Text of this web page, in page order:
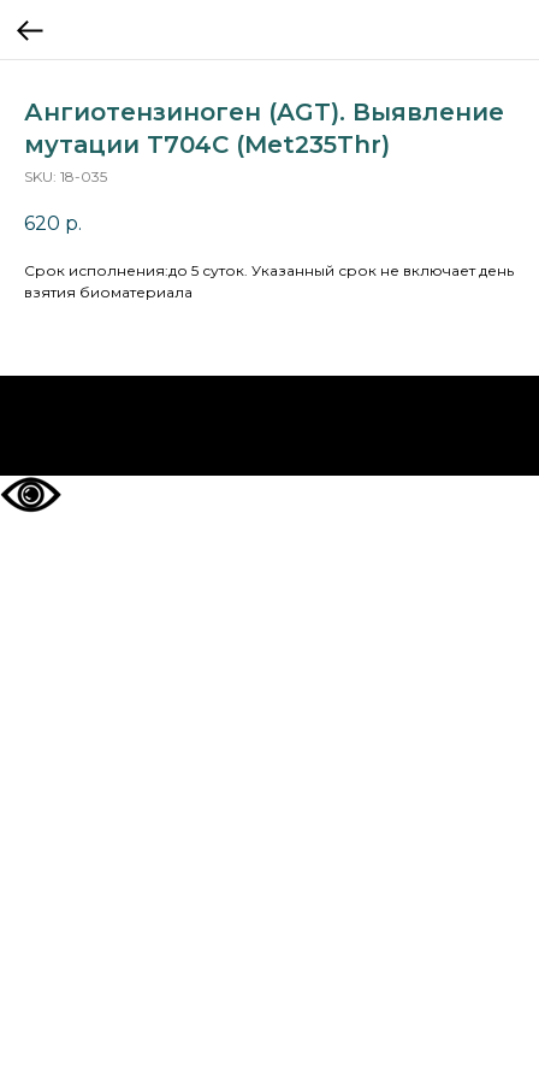
Ангиотензиноген (AGT). Выявление
мутации T704C (Met235Thr)
SKU: 18-035
620 р.
Cрок исполнения:до 5 суток. Указанный срок не включает день
взятия биоматериала